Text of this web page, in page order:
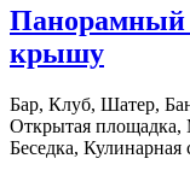
Панорамный
крышу
Бар, Клуб, Шатер,
Открытая площадка,
Беседка, Кулинарная